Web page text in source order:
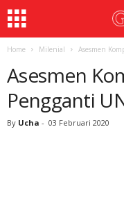
Home Milenial Asesmen
Asesmen
Pengganti
By Ucha - 03 Februari 2020